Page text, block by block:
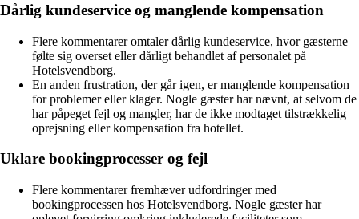
Dårlig kundeservice og manglende kompensation
Flere kommentarer omtaler dårlig kundeservice, hvor gæsterne
følte sig overset eller dårligt behandlet af personalet på
Hotelsvendborg.
En anden frustration, der går igen, er manglende kompensation
for problemer eller klager. Nogle gæster har nævnt, at selvom de
har påpeget fejl og mangler, har de ikke modtaget tilstrækkelig
oprejsning eller kompensation fra hotellet.
Uklare bookingprocesser og fejl
Flere kommentarer fremhæver udfordringer med
bookingprocessen hos Hotelsvendborg. Nogle gæster har